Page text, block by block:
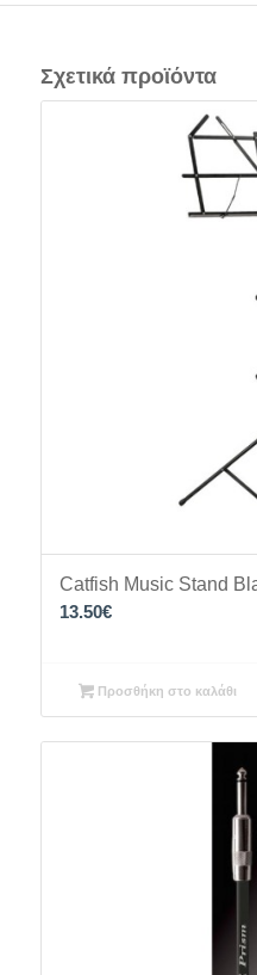
Σχετικά προϊόντα
Catfish Music Stand
13.50€
Προσθήκη στο καλάθι